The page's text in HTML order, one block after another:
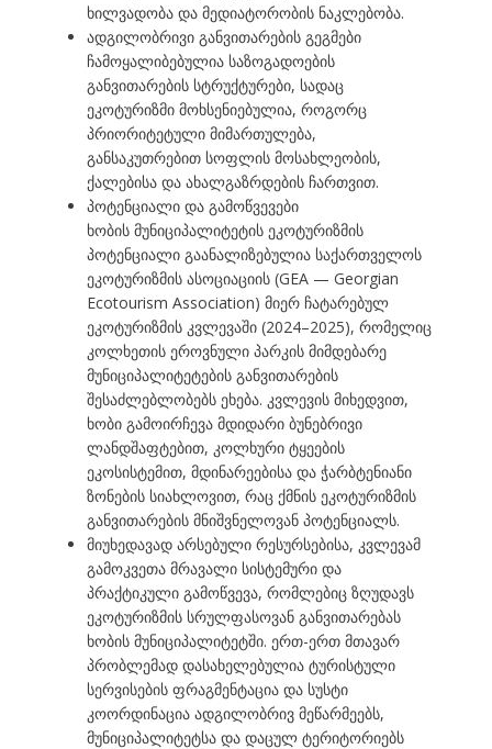
ხილვადობა და მედიატორობის ნაკლებობა.
ადგილობრივი განვითარების გეგმები
ჩამოყალიბებულია საზოგადოების
განვითარების სტრუქტურები, სადაც
ეკოტურიზმი მოხსენიებულია, როგორც
პრიორიტეტული მიმართულება,
განსაკუთრებით სოფლის მოსახლეობის,
ქალებისა და ახალგაზრდების ჩართვით.
პოტენციალი და გამოწვევები
ხობის მუნიციპალიტეტის ეკოტურიზმის
პოტენციალი გაანალიზებულია საქართველოს
ეკოტურიზმის ასოციაციის (GEA — Georgian
Ecotourism Association) მიერ ჩატარებულ
ეკოტურიზმის კვლევაში (2024–2025), რომელიც
კოლხეთის ეროვნული პარკის მიმდებარე
მუნიციპალიტეტების განვითარების
შესაძლებლობებს ეხება. კვლევის მიხედვით,
ხობი გამოირჩევა მდიდარი ბუნებრივი
ლანდშაფტებით, კოლხური ტყეების
ეკოსისტემით, მდინარეებისა და ჭარბტენიანი
ზონების სიახლოვით, რაც ქმნის ეკოტურიზმის
განვითარების მნიშვნელოვან პოტენციალს.
მიუხედავად არსებული რესურსებისა, კვლევამ
გამოკვეთა მრავალი სისტემური და
პრაქტიკული გამოწვევა, რომლებიც ზღუდავს
ეკოტურიზმის სრულფასოვან განვითარებას
ხობის მუნიციპალიტეტში. ერთ-ერთ მთავარ
პრობლემად დასახელებულია ტურისტული
სერვისების ფრაგმენტაცია და სუსტი
კოორდინაცია ადგილობრივ მეწარმეებს,
მუნიციპალიტეტსა და დაცულ ტერიტორიებს